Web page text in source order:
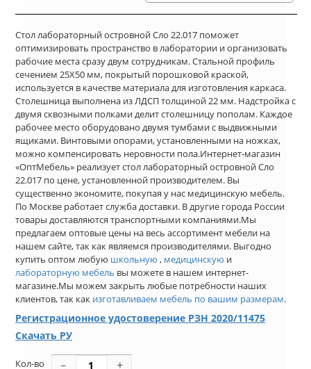
Стол лабораторный островной Сло 22.017 поможет
оптимизировать пространство в лаборатории и организовать
рабочие места сразу двум сотрудникам. Стальной профиль
сечением 25Х50 мм, покрытый порошковой краской,
используется в качестве материала для изготовления каркаса.
Столешница выполнена из ЛДСП толщиной 22 мм. Надстройка с
двумя сквозными полками делит столешницу пополам. Каждое
рабочее место оборудовано двумя тумбами с выдвижными
ящиками. Винтовыми опорами, установленными на ножках,
можно компенсировать неровности пола.Интернет-магазин
«ОптМебель» реализует стол лабораторный островной Сло
22.017 по цене, установленной производителем. Вы
существенно экономите, покупая у нас медицинскую мебель.
По Москве работает служба доставки. В другие города России
товары доставляются транспортными компаниями.Мы
предлагаем оптовые цены на весь ассортимент мебели на
нашем сайте, так как являемся производителями. Выгодно
купить оптом любую школьную , медицинскую и
лабораторную мебель вы можете в нашем интернет-
магазине.Мы можем закрыть любые потребности наших
клиентов, так как изготавливаем мебель по вашим размерам.
Регистрационное удостоверение РЗН 2020/11475
Скачать РУ
Кол-во